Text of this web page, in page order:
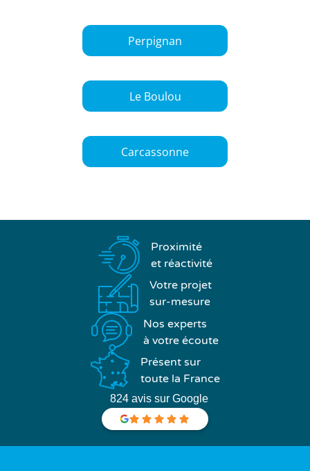
Perpignan
Le Boulou
Carcassonne
Proximité
et réactivité
Votre projet
sur-mesure
Nos experts
à votre écoute
Présent sur
toute la France
824 avis sur Google